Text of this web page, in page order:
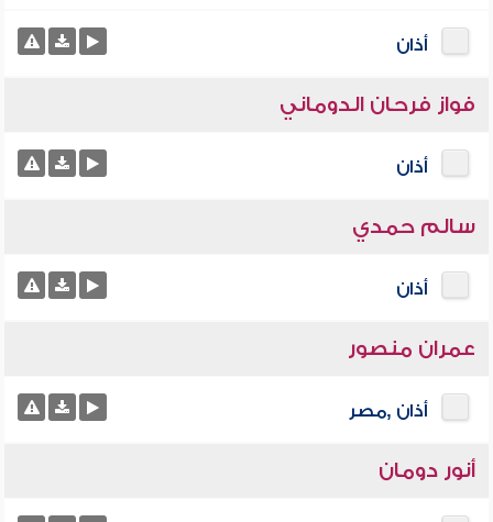
أذان
فواز فرحان الدوماني
أذان
سالم حمدي
أذان
عمران منصور
أذان ,مصر
أنور دومان